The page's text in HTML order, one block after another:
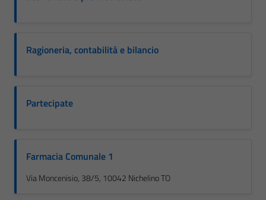
Ragioneria, contabilità e bilancio
Partecipate
Farmacia Comunale 1
Via Moncenisio, 38/5, 10042 Nichelino TO